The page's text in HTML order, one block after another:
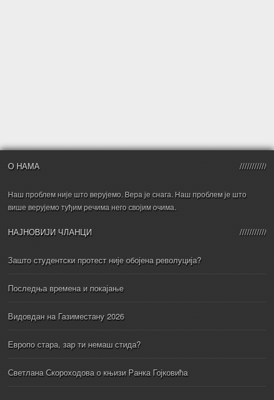
О НАМА
Наш проблем није што верујемо. Вера је снага. Наш проблем је што
више верујемо туђим речима него својим очима.
НАЈНОВИЈИ ЧЛАНЦИ
Зашто студентски протест није обојена револуција?
Последња времена и покајање
Видовдан на Газиместану 2026
Европо стара, зар ти немаш стида?
Светлана Скороходова о књизи Ранка Гојковића